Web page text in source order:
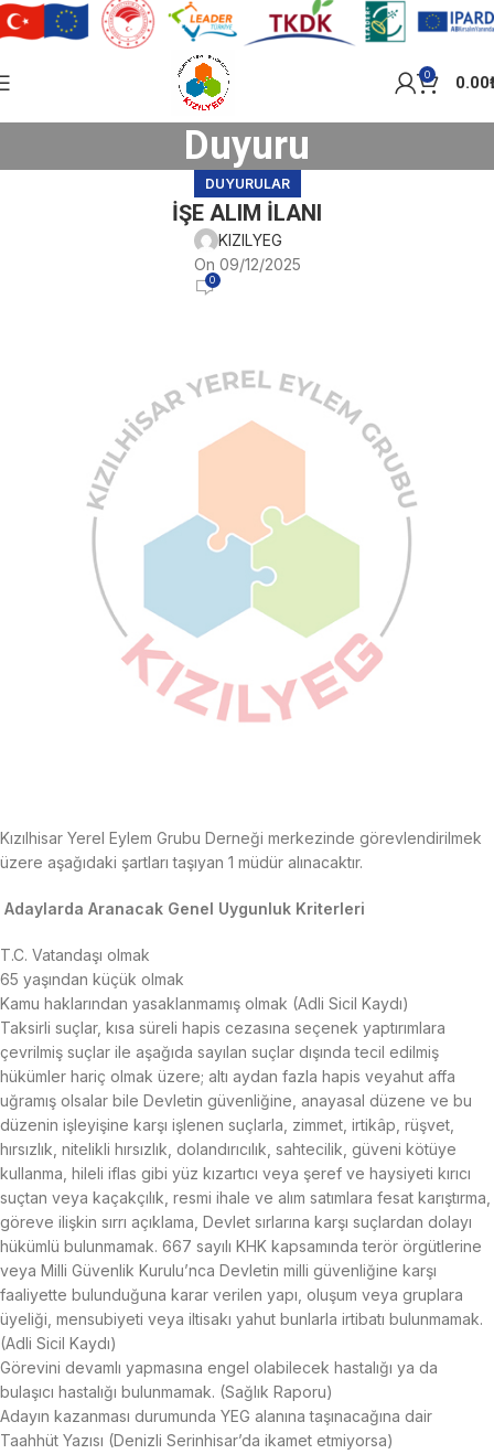
0 0.00
Duyuru
DUYURULAR
İŞE ALIM İLANI
KIZILYEG
On 09/12/2025
0
Kızılhisar Yerel Eylem Grubu Derneği merkezinde görevlendirilmek
üzere aşağıdaki şartları taşıyan 1 müdür alınacaktır.
Adaylarda Aranacak Genel Uygunluk Kriterleri
T.C. Vatandaşı olmak
65 yaşından küçük olmak
Kamu haklarından yasaklanmamış olmak (Adli Sicil Kaydı)
Taksirli suçlar, kısa süreli hapis cezasına seçenek yaptırımlara
çevrilmiş suçlar ile aşağıda sayılan suçlar dışında tecil edilmiş
hükümler hariç olmak üzere; altı aydan fazla hapis veyahut affa
uğramış olsalar bile Devletin güvenliğine, anayasal düzene ve bu
düzenin işleyişine karşı işlenen suçlarla, zimmet, irtikâp, rüşvet,
hırsızlık, nitelikli hırsızlık, dolandırıcılık, sahtecilik, güveni kötüye
kullanma, hileli iflas gibi yüz kızartıcı veya şeref ve haysiyeti kırıcı
suçtan veya kaçakçılık, resmi ihale ve alım satımlara fesat karıştırma,
göreve ilişkin sırrı açıklama, Devlet sırlarına karşı suçlardan dolayı
hükümlü bulunmamak. 667 sayılı KHK kapsamında terör örgütlerine
veya Milli Güvenlik Kurulu’nca Devletin milli güvenliğine karşı
faaliyette bulunduğuna karar verilen yapı, oluşum veya gruplara
üyeliği, mensubiyeti veya iltisakı yahut bunlarla irtibatı bulunmamak.
(Adli Sicil Kaydı)
Görevini devamlı yapmasına engel olabilecek hastalığı ya da
bulaşıcı hastalığı bulunmamak. (Sağlık Raporu)
Adayın kazanması durumunda YEG alanına taşınacağına dair
Taahhüt Yazısı (Denizli Serinhisar’da ikamet etmiyorsa)